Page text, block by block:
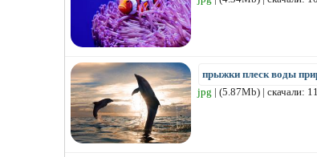
прыжки плеск воды
jpg | (5.87Mb) | скачали: